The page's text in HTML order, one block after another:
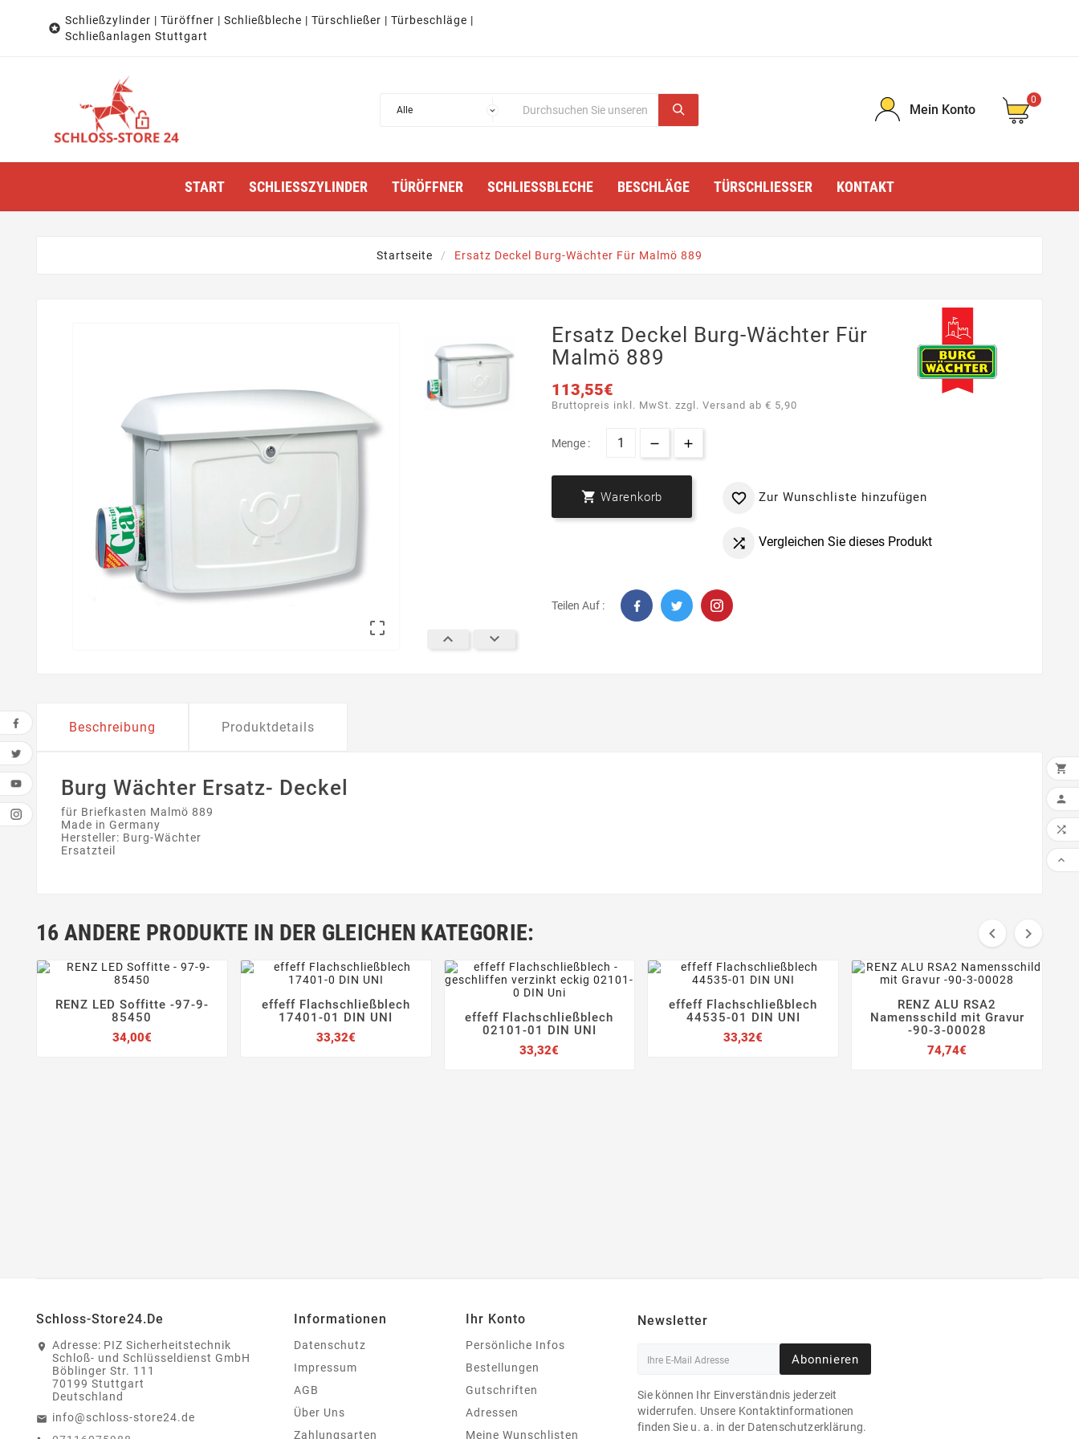

Schließzylinder | Türöffner | Schließbleche | Türschließer | Türbeschläge |
Schließanlagen Stuttgart
Mein Konto
0
START SCHLIESSZYLINDER TÜRÖFFNER SCHLIESSBLECHE BESCHLÄGE TÜRSCHLIESSER KONTAKT
Startseite Ersatz Deckel Burg-Wächter Für Malmö 889

 
Ersatz Deckel Burg-Wächter Für
Malmö 889
113,55€
Bruttopreis inkl. MwSt. zzgl. Versand ab € 5,90
Menge :
 Warenkorb  Zur Wunschliste hinzufügen
 Vergleichen Sie dieses Produkt
Teilen Auf :
Beschreibung Produktdetails
Burg Wächter Ersatz- Deckel
für Briefkasten Malmö 889
Made in Germany
Hersteller: Burg-Wächter
Ersatzteil
16 ANDERE PRODUKTE IN DER GLEICHEN KATEGORIE:  
 
RENZ LED Soffitte -97-9-
85450
34,00€Preis
   
effeff Flachschließblech
17401-01 DIN UNI
33,32€Preis    
effeff Flachschließblech
02101-01 DIN UNI
33,32€
   
effeff Flachschließblech
44535-01 DIN UNI
33,32€
   
RENZ ALU RSA2
Namensschild mit Gravur
-90-3-00028
74,74€
Schloss-Store24.de
Adresse: PIZ Sicherheitstechnik
Schloß- und Schlüsseldienst GmbH
Böblinger Str. 111
70199 Stuttgart
Deutschland
info@schloss-store24.de
Informationen
Datenschutz
Impressum
AGB
Über Uns
Zahlungsarten
Ihr Konto
Persönliche Infos
Bestellungen
Gutschriften
Adressen
Meine Wunschlisten
Newsletter
Abonnieren
Sie können Ihr Einverständnis jederzeit
widerrufen. Unsere Kontaktinformationen
finden Sie u. a. in der Datenschutzerklärung.



